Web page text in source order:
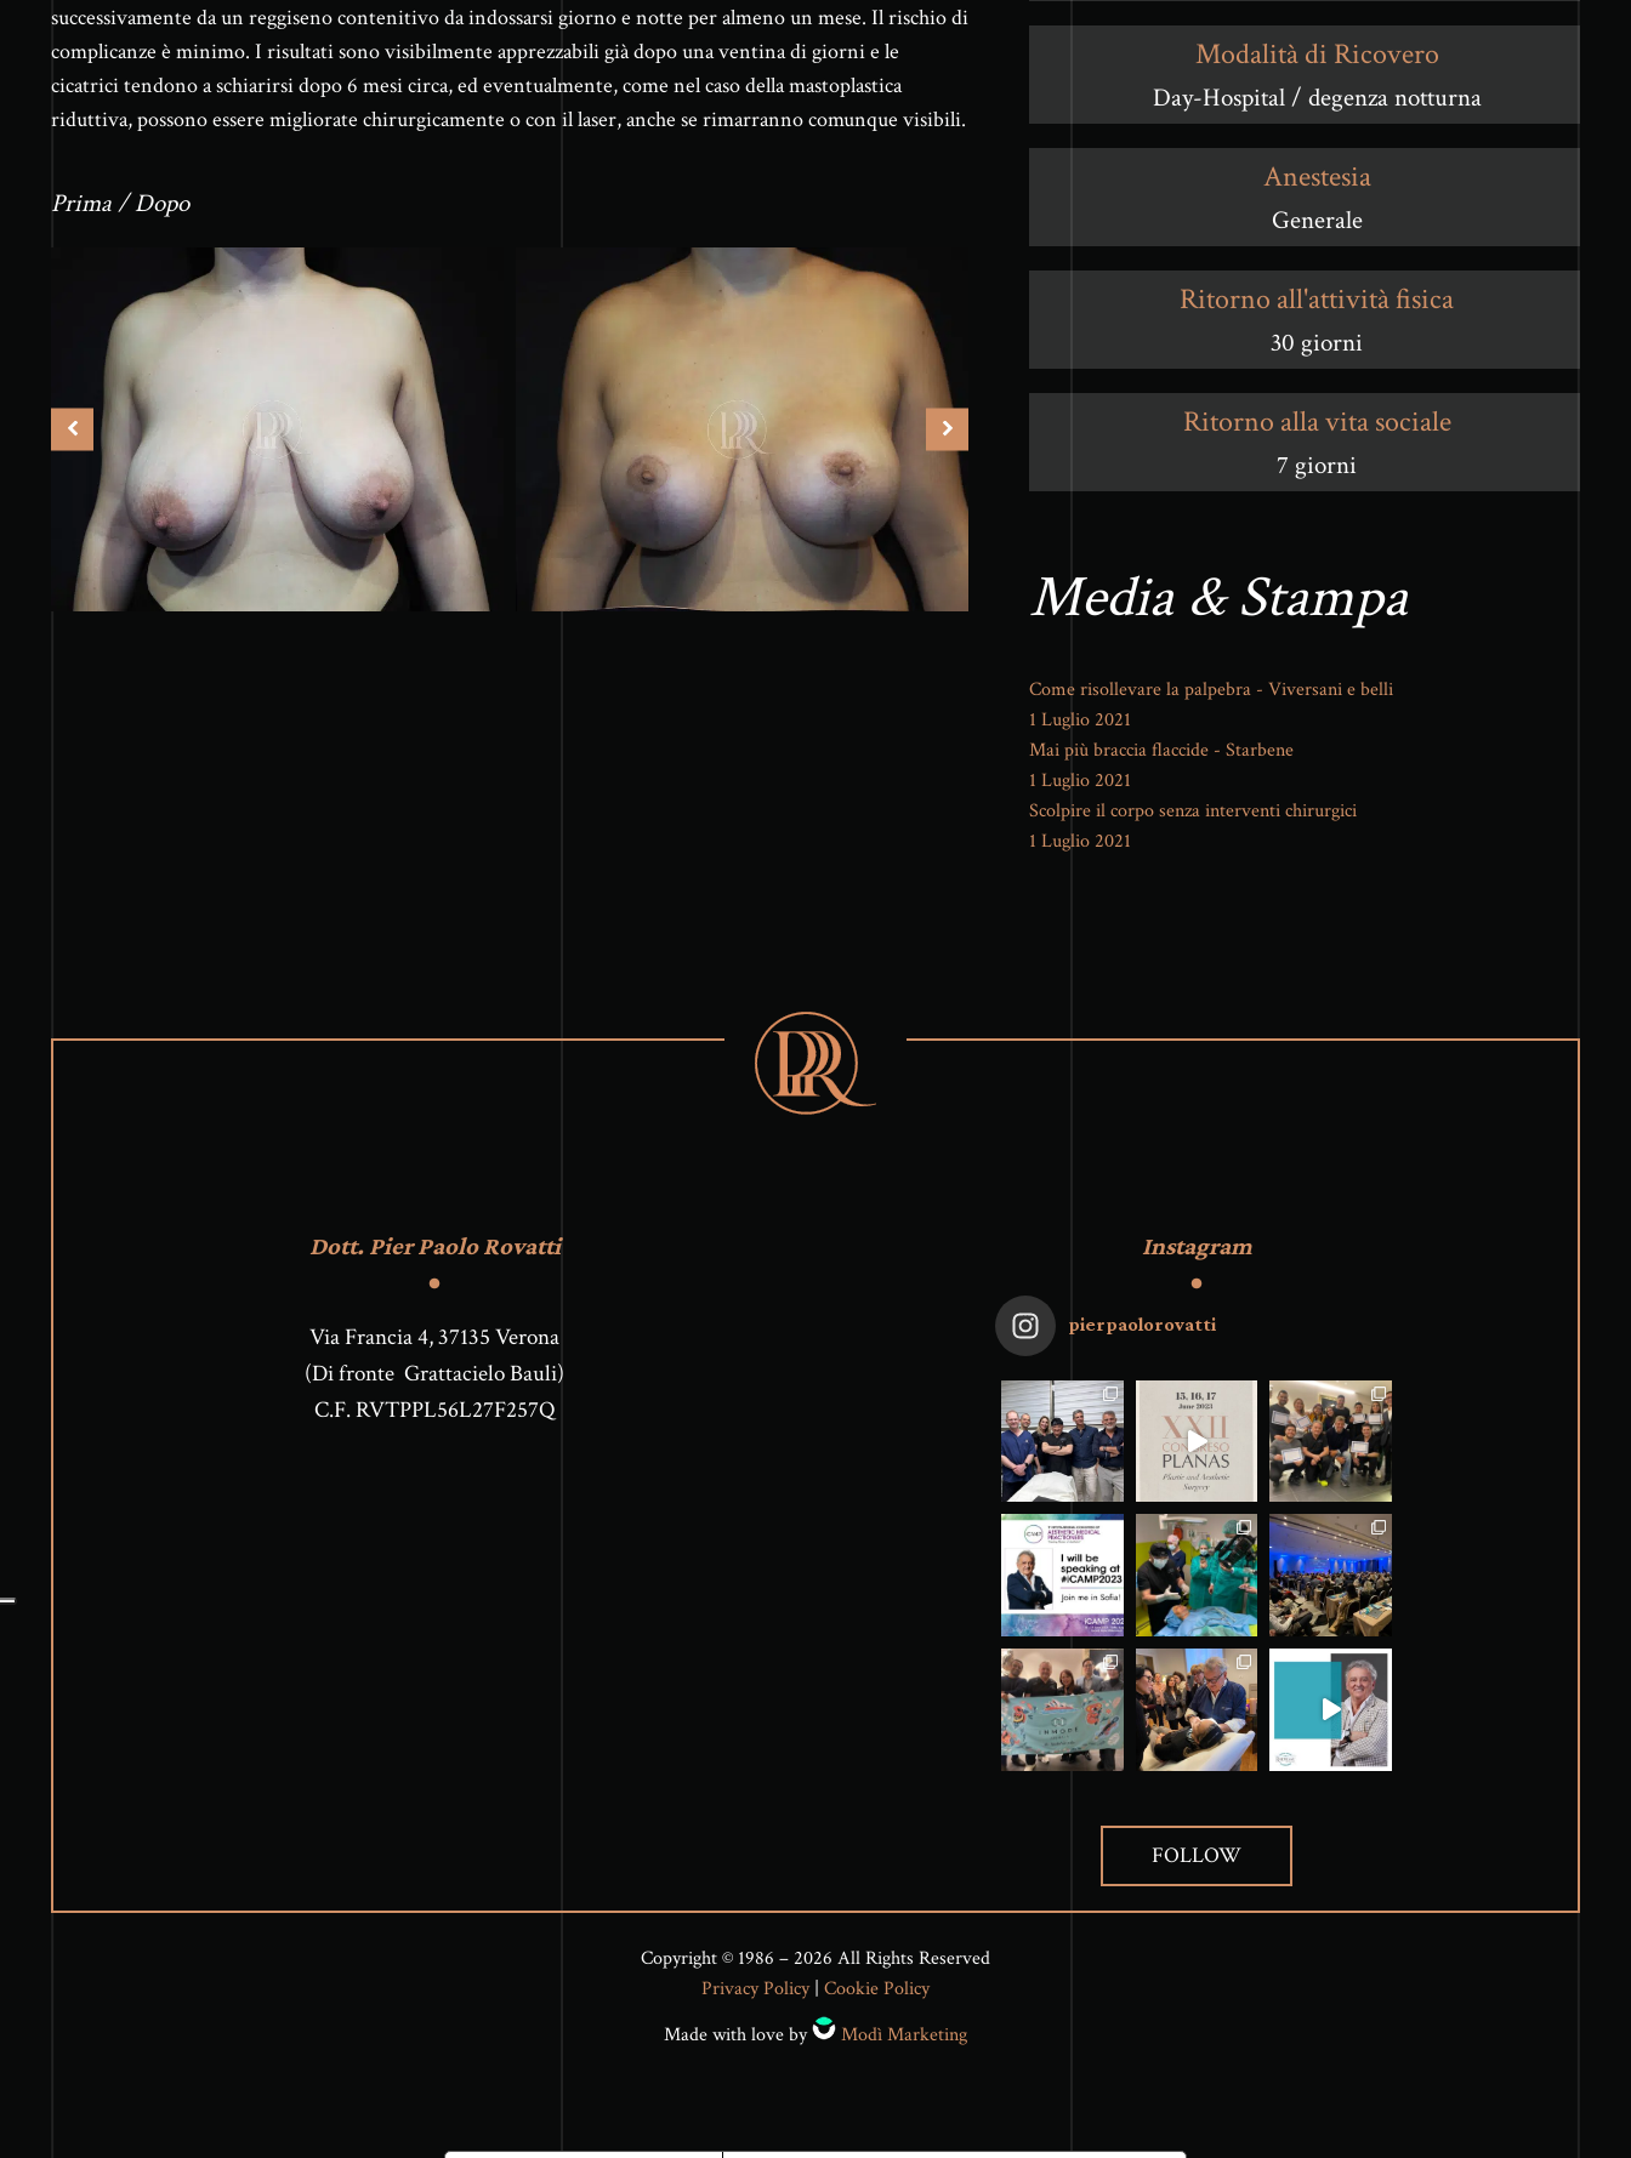
successivamente da un reggiseno contenitivo da indossarsi giorno e notte per almeno un mese. Il rischio di
complicanze è minimo. I risultati sono visibilmente apprezzabili già dopo una ventina di giorni e le
cicatrici tendono a schiarirsi dopo 6 mesi circa, ed eventualmente, come nel caso della mastoplastica
riduttiva, possono essere migliorate chirurgicamente o con il laser, anche se rimarranno comunque visibili.
Prima / Dopo
Modalità di Ricovero
Day-Hospital / degenza notturna
Anestesia
Generale
Ritorno all'attività fisica
30 giorni
Ritorno alla vita sociale
7 giorni
Media & Stampa
Come risollevare la palpebra - Viversani e belli
1 Luglio 2021
Mai più braccia flaccide - Starbene
1 Luglio 2021
Scolpire il corpo senza interventi chirurgici
1 Luglio 2021
Dott. Pier Paolo Rovatti
Via Francia 4, 37135 Verona
(Di fronte Grattacielo Bauli)
C.F. RVTPPL56L27F257Q
Instagram
pierpaolorovatti
FOLLOW
Copyright © 1986 – 2026 All Rights Reserved
Privacy Policy| Cookie Policy
Made with love by
Modì Marketing